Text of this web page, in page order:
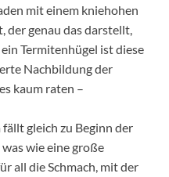
mit einem kniehohen
der genau das darstellt,
Termitenhügel ist diese
Nachbildung der
kaum raten –
gleich zu Beginn der
wie eine große
all die Schmach, mit der